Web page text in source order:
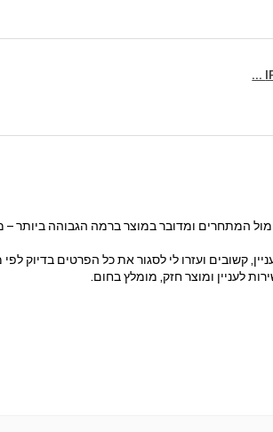
המתחרים ומדובר במוצר ברמה הגבוהה ביותר –
קשובים ועזרו לי לסגור את כל הפרטים בדיוק
לעניין ומוצר חזק, מומלץ בחום.